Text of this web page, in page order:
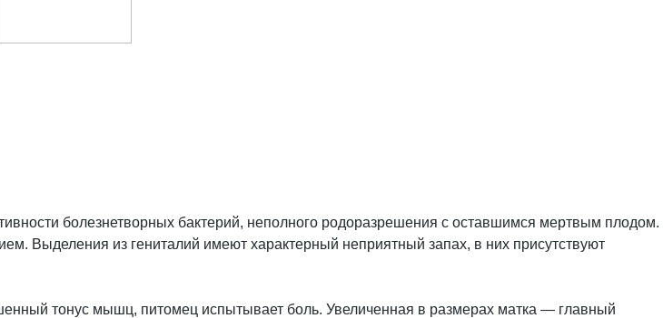
болезнетворных бактерий, неполного родоразрешения с оставшимся мертвым плодом.
Выделения из гениталий имеют характерный неприятный запах, в них присутствуют
тонус мышц, питомец испытывает боль. Увеличенная в размерах матка — главный